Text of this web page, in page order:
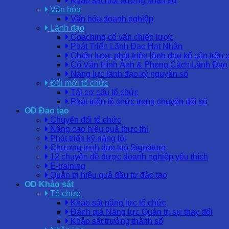
Văn hóa
Văn hóa doanh nghiệp
Lãnh đạo
Coaching cố vấn chiến lược
Phát Triển Lãnh Đạo Hạt Nhân
Chiến lược phát triển lãnh đạo kế cận trên
Cố Vấn Hình Ảnh & Phong Cách Lãnh Đạo
Năng lực lãnh đạo kỷ nguyên số
Đổi mới tổ chức
Tái cơ cấu tổ chức
Phát triển tổ chức trong chuyển đổi số
OD Đào tạo
Chuyển đổi tổ chức
Nâng cao hiệu quả thực thi
Phát triển kỹ năng lõi
Chương trình đào tạo Signature
12 chuyên đề được doanh nghiệp yêu thích
E-training
Quản trị hiệu quả đầu tư đào tạo
OD Khảo sát
Tổ chức
Khảo sát năng lực tổ chức
Đánh giá Năng lực Quản trị sự thay đổi
Khảo sát trưởng thành số